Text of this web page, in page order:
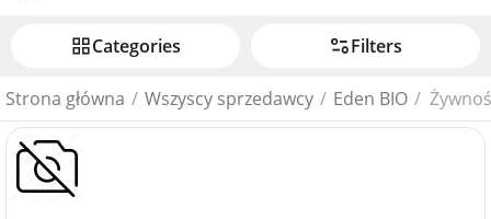
Сategories Filters
Strona główna / Wszyscy sprzedawcy / Eden BIO /